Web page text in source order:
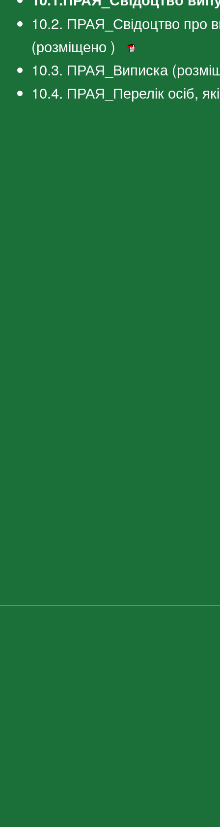
10.2. ПРАЯ_Свідоцтво про
(розміщено )
10.3. ПРАЯ_Виписка
10.4. ПРАЯ_Перелік осіб,